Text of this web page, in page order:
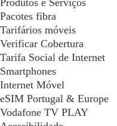
Produtos e Serviços
Pacotes fibra
Tarifários móveis
Verificar Cobertura
Tarifa Social de Internet
Smartphones
Internet Móvel
eSIM Portugal & Europe
Vodafone TV PLAY